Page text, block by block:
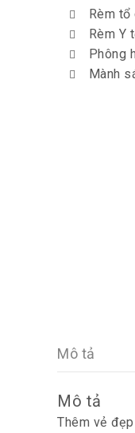
Rèm tổ
Rèm Y
Phông
Mành
Mô tả
Mô tả
Thêm vẻ